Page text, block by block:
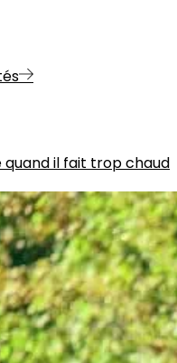
quand il fait trop chaud